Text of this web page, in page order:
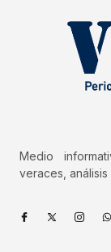
Medio
veraces,